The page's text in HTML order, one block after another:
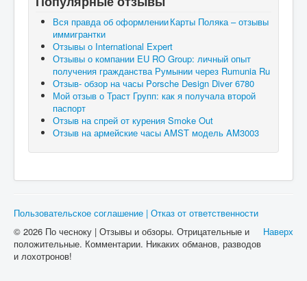
Вся правда об оформлении Карты Поляка – отзывы
иммигрантки
Отзывы о International Expert
Отзывы о компании EU RO Group: личный опыт
получения гражданства Румынии через Rumunia Ru
Отзыв- обзор на часы Porsche Design Diver 6780
Мой отзыв о Траст Групп: как я получала второй
паспорт
Отзыв на спрей от курения Smoke Out
Отзыв на армейские часы AMST модель AM3003
Пользовательское соглашение | Отказ от ответственности
Наверх
© 2026 По чесноку | Отзывы и обзоры. Отрицательные и
положительные. Комментарии. Никаких обманов, разводов
и лохотронов!